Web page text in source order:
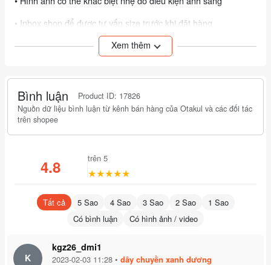
• Inbox shop để được tư vấn size trước khi đặt hàng
👉 NHANH TAY ĐẶT HÀNG ĐỂ SỞ HỮU PHỤ KIỆN "HOT"
NHẤT NHÓM AKATSUKI!
Xem thêm
Bình luận
Product ID: 17826
Nguồn dữ liệu bình luận từ kênh bán hàng của Otakul và các đối tác
trên shopee
4.8 trên 5
★★★★★
Tất cả 5 Sao 4 Sao 3 Sao 2 Sao
1 Sao
Có bình luận
Có hình ảnh / video
K
kgz26_dmi1
2023-02-03 11:28 • dây chuyền xanh dương